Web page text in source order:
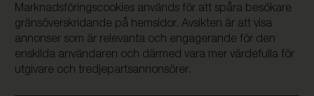
Marknadsföringscookies används för att spåra besökare
gränsöverskridande på hemsidor. Avsikten är att visa
annonser som är relevanta och engagerande för den
enskilda användaren och därmed vara mer värdefulla för
utgivare och tredjepartsannonsörer.